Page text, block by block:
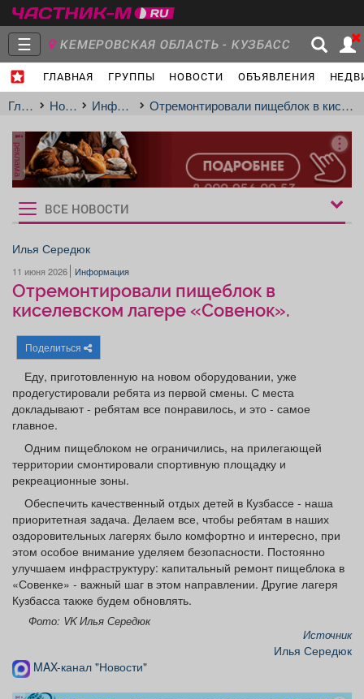
☰ КЕМЕРОВСКАЯ ОБЛАСТЬ - КУЗБАСС
ГЛАВНАЯ ГРУППЫ НОВОСТИ ОБЪЯВЛЕНИЯ
Главная
Группы Новости
Объявления Недвижимость Услуги
Работа
Афиша Обучение Проекты
Товары Поздравления Погода
ТВ программа Я - пенсионер
Главная Новости Информация Отремонтировали пищеблок в киселевском лагере «Совенок».
реклама
Рукбрики
новостей
ВСЕ НОВОСТИ
Илья Середюк
11 июня 2026 Информация
Отремонтировали пищеблок в
киселевском лагере «Совенок».
Поделиться
Еду, приготовленную на новом оборудовании, уже
продегустировали ребята из первой смены. С места
докладывают - ребятам все понравилось, и это - самое
главное.
Одним пищеблоком не ограничились, на прилегающей
территории смонтировали спортивную площадку и
рекреационные зоны.
Обеспечить качественный отдых детей в Кузбассе - наша
приоритетная задача. Делаем все, чтобы ребятам в наших
оздоровительных лагерях было комфортно и интересно, при
этом особое внимание уделяем безопасности. Постоянно
улучшаем инфраструктуру: капитальный ремонт пищеблока в
«Совенке» - важный шаг в этом направлении. Другие лагеря
Кузбасса также будем обновлять.
Фото: VK Илья Середюк
Источник
Илья Середюк
MAX-канал "Новости"